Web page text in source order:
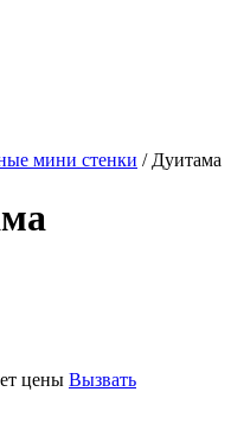
мини стенки / Дуитама
цены Вызвать